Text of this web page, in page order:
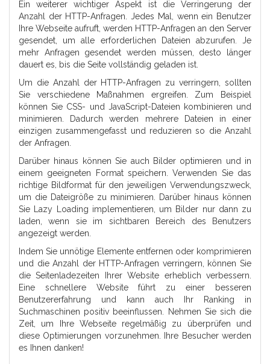
Ein weiterer wichtiger Aspekt ist die Verringerung der
Anzahl der HTTP-Anfragen. Jedes Mal, wenn ein Benutzer
Ihre Webseite aufruft, werden HTTP-Anfragen an den Server
gesendet, um alle erforderlichen Dateien abzurufen. Je
mehr Anfragen gesendet werden müssen, desto länger
dauert es, bis die Seite vollständig geladen ist.
Um die Anzahl der HTTP-Anfragen zu verringern, sollten
Sie verschiedene Maßnahmen ergreifen. Zum Beispiel
können Sie CSS- und JavaScript-Dateien kombinieren und
minimieren. Dadurch werden mehrere Dateien in einer
einzigen zusammengefasst und reduzieren so die Anzahl
der Anfragen.
Darüber hinaus können Sie auch Bilder optimieren und in
einem geeigneten Format speichern. Verwenden Sie das
richtige Bildformat für den jeweiligen Verwendungszweck,
um die Dateigröße zu minimieren. Darüber hinaus können
Sie Lazy Loading implementieren, um Bilder nur dann zu
laden, wenn sie im sichtbaren Bereich des Benutzers
angezeigt werden.
Indem Sie unnötige Elemente entfernen oder komprimieren
und die Anzahl der HTTP-Anfragen verringern, können Sie
die Seitenladezeiten Ihrer Website erheblich verbessern.
Eine schnellere Website führt zu einer besseren
Benutzererfahrung und kann auch Ihr Ranking in
Suchmaschinen positiv beeinflussen. Nehmen Sie sich die
Zeit, um Ihre Webseite regelmäßig zu überprüfen und
diese Optimierungen vorzunehmen. Ihre Besucher werden
es Ihnen danken!